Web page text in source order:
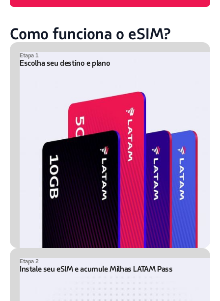
Como funciona o eSIM?
Etapa 1
Escolha seu destino e plano
Etapa 2
Instale seu eSIM e acumule Milhas LATAM Pass